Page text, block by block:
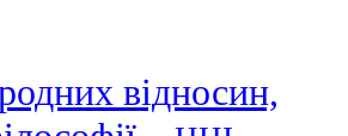
відносин,